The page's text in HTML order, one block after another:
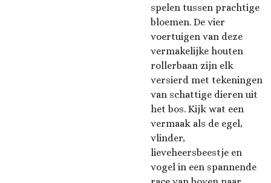
spelen tussen prachtige
bloemen. De vier
voertuigen van deze
vermakelijke houten
rollerbaan zijn elk
versierd met tekeningen
van schattige dieren uit
het bos. Kijk wat een
vermaak als de egel,
vlinder,
lieveheersbeestje en
vogel in een spannende